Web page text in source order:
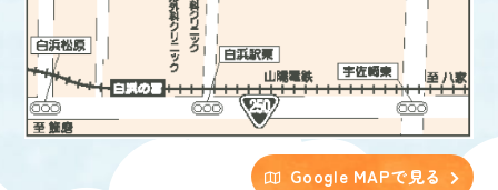
Google MAPで見る